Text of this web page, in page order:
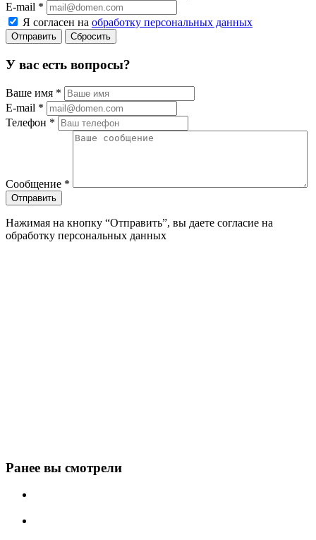
E-mail *
Я согласен на обработку персональных данных
Сбросить
У вас есть вопросы?
Ваше имя *
E-mail *
Телефон *
Сообщение *
Нажимая на кнопку “Отправить”, вы даете согласие на
обработку персональных данных
Ранее вы смотрели